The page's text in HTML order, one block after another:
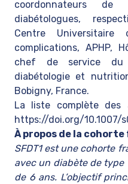
coordonnateurs
diabétologues,
Centre
complications, APHP,
chef de service du
diabétologie et
Bobigny, France.
La liste complète des
https://doi.org/10.1007/
À propos de la cohorte
SFDT1 est une cohorte
avec un diabète de type
de 6 ans. L’objectif